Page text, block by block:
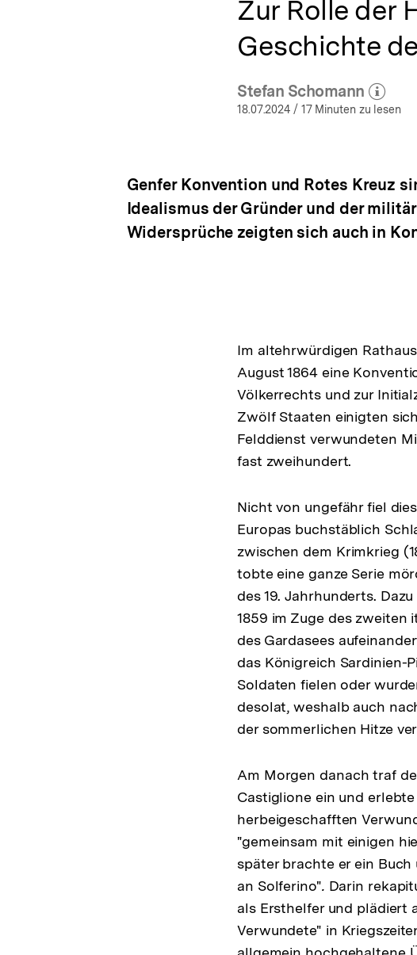
Zur Rolle der
Geschichte
Stefan Schomann
(Mehr zum
öffnen
18.07.2024 / 17 Minuten zu lesen
Genfer Konvention und Rotes Kreuz
Idealismus der Gründer und der
Widersprüche zeigten sich auch in
Im altehrwürdigen
August 1864 eine
Völkerrechts und zur
Zwölf Staaten einigten
Felddienst verwundeten
fast zweihundert.
Nicht von ungefähr fiel
Europas buchstäblich
zwischen dem Krimkrieg
tobte eine ganze Serie
des 19. Jahrhunderts.
1859 im Zuge des zweiten
des Gardasees
das Königreich Sardinien-
Soldaten fielen oder
desolat, weshalb auch
der sommerlichen Hitze
Am Morgen danach traf
Castiglione ein und
herbeigeschafften
"gemeinsam mit einigen
später brachte er ein Buch
an Solferino". Darin
als Ersthelfer und plädiert
Verwundete" in